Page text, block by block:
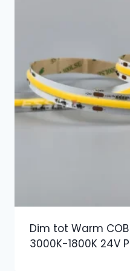
Dim tot Warm
3000K-1800K 24V